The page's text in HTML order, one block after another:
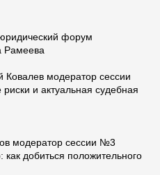
форум
Рамеева
модератор сессии
и актуальная судебная
модератор сессии №3
как добиться положительного